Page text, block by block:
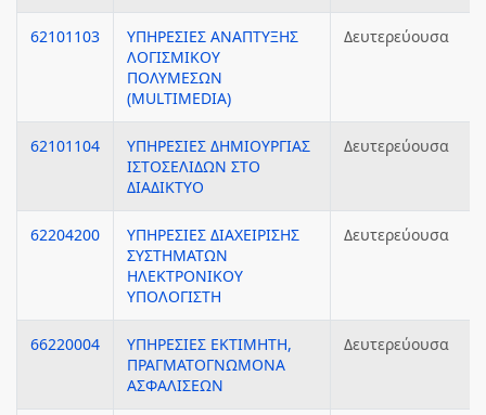
62101103
ΥΠΗΡΕΣΙΕΣ ΑΝΑΠΤΥΞΗΣ
ΛΟΓΙΣΜΙΚΟΥ
ΠΟΛΥΜΕΣΩΝ
(MULTIMEDIA)
Δευτερεύουσα
62101104
ΥΠΗΡΕΣΙΕΣ ΔΗΜΙΟΥΡΓΙΑΣ
ΙΣΤΟΣΕΛΙΔΩΝ ΣΤΟ
ΔΙΑΔΙΚΤΥΟ
Δευτερεύουσα
62204200
ΥΠΗΡΕΣΙΕΣ ΔΙΑΧΕΙΡΙΣΗΣ
ΣΥΣΤΗΜΑΤΩΝ
ΗΛΕΚΤΡΟΝΙΚΟΥ
ΥΠΟΛΟΓΙΣΤΗ
Δευτερεύουσα
66220004
ΥΠΗΡΕΣΙΕΣ ΕΚΤΙΜΗΤΗ,
ΠΡΑΓΜΑΤΟΓΝΩΜΟΝΑ
ΑΣΦΑΛΙΣΕΩΝ
Δευτερεύουσα